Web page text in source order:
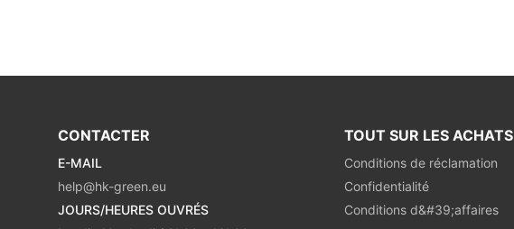
CONTACTER
E-MAIL
help@hk-green.eu
JOURS/HEURES OUVRÉS
TOUT SUR LES ACHATS
Conditions de réclamation
Confidentialité
Conditions d&#39;affaires